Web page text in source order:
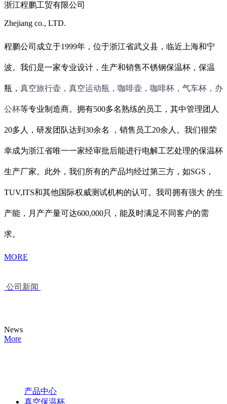
浙江程鹏工贸有限公司
Zhejiang co., LTD.
程鹏公司成立于1999年，位于浙江省武义县，临近上海和宁
波。我们是一家专业设计，生产和销售不锈钢保温杯，保温
瓶， 真空旅行壶，真空运动瓶，咖啡壶，咖啡杯，气车杯，办
公杯等专业制造商。拥有500多名熟练的员工，其中管理团人
20多人，研发团队达到30余名 ，销售员工20余人。我们很荣
幸成为浙江省唯一一家经审批后能进行电解工艺处理的保温杯
生产厂家。此外，我们所有的产品均经过第三方，如SGS，
TUV,ITS和其他国际权威测试机构的认可。我司拥有强大 的生
产能，月产产量可达600,000只，能及时满足不同客户的需
求。
MORE
公司新闻
News
More
产品中心
真空保温杯